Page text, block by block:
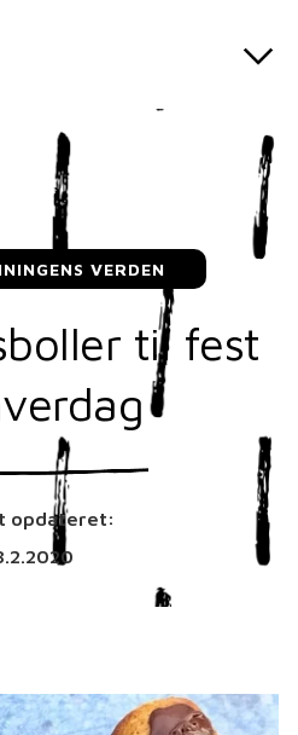
VERDEN
til fest
opdateret: